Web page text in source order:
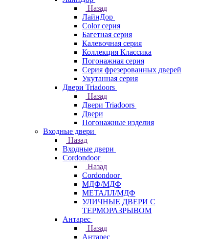
Назад
ЛайнДор
Color серия
Багетная серия
Калевочная серия
Коллекция Классика
Погонажная серия
Серия фрезерованных дверей
Укутанная серия
Двери Triadoors
Назад
Двери Triadoors
Двери
Погонажные изделия
Входные двери
Назад
Входные двери
Cordondoor
Назад
Cordondoor
МДФ/МДФ
МЕТАЛЛ/МДФ
УЛИЧНЫЕ ДВЕРИ С
ТЕРМОРАЗРЫВОМ
Антарес
Назад
Антарес